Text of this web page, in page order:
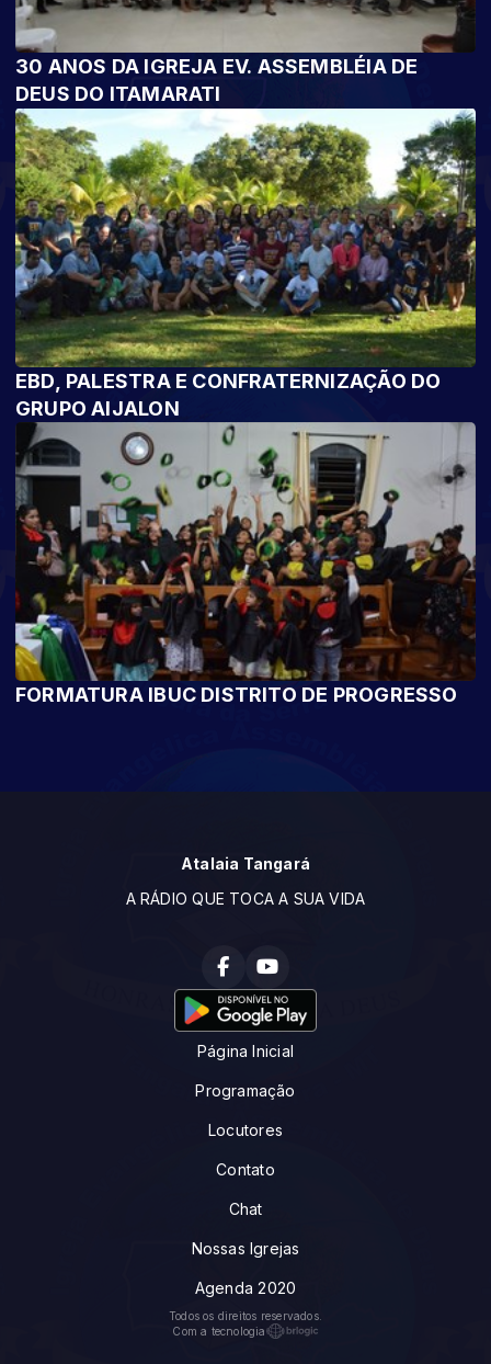
30 ANOS DA IGREJA EV. ASSEMBLÉIA DE
DEUS DO ITAMARATI
EBD, PALESTRA E CONFRATERNIZAÇÃO DO
GRUPO AIJALON
FORMATURA IBUC DISTRITO DE PROGRESSO
Atalaia Tangará
A RÁDIO QUE TOCA A SUA VIDA
Página Inicial
Programação
Locutores
Contato
Chat
Nossas Igrejas
Agenda 2020
Todos os direitos reservados.
Com a tecnologia